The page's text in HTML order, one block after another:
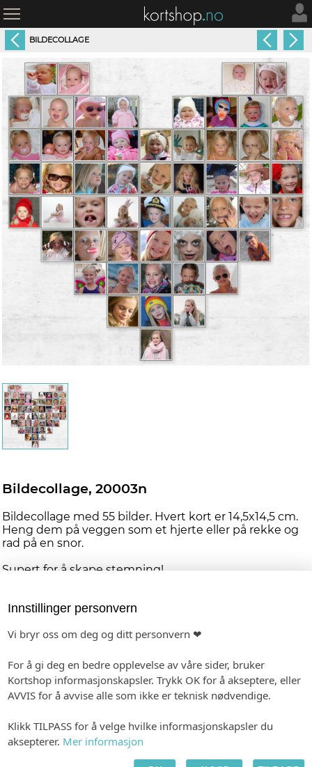
BILDECOLLAGE
Bildecollage, 20003n
Bildecollage med 55 bilder. Hvert kort er 14,5x14,5 cm.
Heng dem på veggen som et hjerte eller på rekke og
rad på en snor.
Supert for å skape stemning!
bildene bør henges for rett form. Når du henger opp
uavhengig av rekkefølge vi setter opp bildene på.
Personlig tilpasning
Våre designere gjør hver ordre unik, og vi har dermed ingen
automatisk forhåndsvisning. Mail med link til din forhåndsvisning
Format: 145 x 145 mm-
Forhåndsvisning etter 1-2 dager. Produksjon 2-3 dager etter godkjenning.
Innstillinger personvern
Vi bryr oss om deg og ditt personvern ❤
For å gi deg en bedre opplevelse av våre sider, bruker
Kortshop informasjonskapsler. Trykk OK for å akseptere, eller
AVVIS for å avvise alle som ikke er teknisk nødvendige.
Klikk TILPASS for å velge hvilke informasjonskapsler du
aksepterer. Mer informasjon